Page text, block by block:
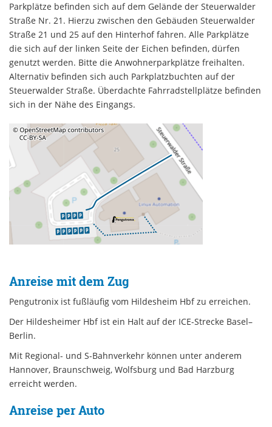
Parkplätze befinden sich auf dem Gelände der Steuerwalder
Straße Nr. 21. Hierzu zwischen den Gebäuden Steuerwalder
Straße 21 und 25 auf den Hinterhof fahren. Alle Parkplätze
die sich auf der linken Seite der Eichen befinden, dürfen
genutzt werden. Bitte die Anwohnerparkplätze freihalten.
Alternativ befinden sich auch Parkplatzbuchten auf der
Steuerwalder Straße. Überdachte Fahrradstellplätze befinden
sich in der Nähe des Eingangs.
Anreise mit dem Zug
Pengutronix ist fußläufig vom Hildesheim Hbf zu erreichen.
Der Hildesheimer Hbf ist ein Halt auf der ICE-Strecke Basel–
Berlin.
Mit Regional- und S-Bahnverkehr können unter anderem
Hannover, Braunschweig, Wolfsburg und Bad Harzburg
erreicht werden.
Anreise per Auto